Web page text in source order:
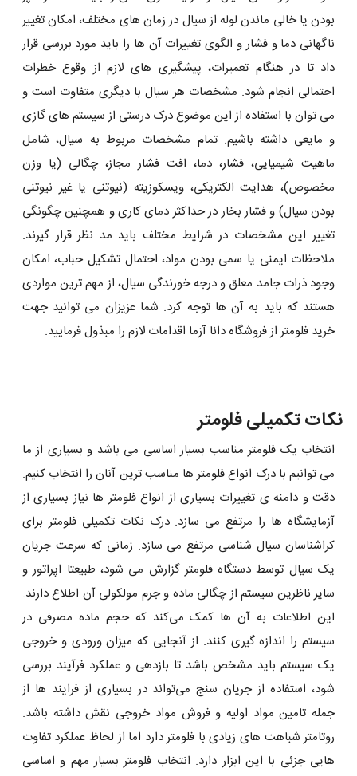
بودن یا خالی ماندن لوله از سیال در زمان ‌های مختلف، امکان تغییر
ناگهانی دما و فشار و الگوی تغییرات آن ها را باید مورد بررسی قرار
داد تا در هنگام تعمیرات، پیشگیری ‌های لازم از وقوع خطرات
احتمالی انجام شود. مشخصات هر سیال با دیگری متفاوت است و
می توان با استفاده از این موضوع درک درستی از سیستم های گازی
و مایعی داشته باشیم. تمام مشخصات مربوط به سیال، شامل
ماهیت شیمیایی، فشار، دما، افت فشار مجاز، چگالی (یا وزن
مخصوص)، هدایت الکتریکی، ویسکوزیته (نیوتنی یا غیر نیوتنی
بودن سیال) و فشار بخار در حداکثر دمای کاری و همچنین چگونگی
تغییر این مشخصات در شرایط مختلف باید مد نظر قرار گیرند.
ملاحظات ایمنی یا سمی بودن مواد، احتمال تشکیل حباب، امکان
وجود ذرات جامد معلق و درجه خورندگی سیال، از مهم ‌ترین مواردی
هستند که باید به آن ها توجه کرد. شما عزیزان می توانید جهت
خرید فلومتر از فروشگاه دانا آزما اقدامات لازم را مبذول فرمایید.
نکات تکمیلی فلومتر
انتخاب یک فلومتر مناسب بسیار اساسی می باشد و بسیاری از ما
می توانیم با درک انواع فلومتر ها مناسب ترین آنان را انتخاب کنیم.
دقت و دامنه ی تغییرات بسیاری از انواع فلومتر ها نیاز بسیاری از
آزمایشگاه ها را مرتفع می سازد. درک نکات تکمیلی فلومتر برای
کراشناسان سیال شناسی مرتفع می سازد. زمانی که سرعت جریان
یک سیال توسط دستگاه فلومتر گزارش می شود، طبیعتا اپراتور و
سایر ناظرین سیستم از چگالی ماده و جرم مولکولی آن اطلاع دارند.
این اطلاعات به آن ها کمک می‌کند که حجم ماده مصرفی در
سیستم را اندازه گیری کنند. از آنجایی که میزان ورودی و خروجی
یک سیستم باید مشخص باشد تا بازدهی و عملکرد فرآیند بررسی
شود، استفاده از جریان سنج می‌تواند در بسیاری از فرایند ها از
جمله تامین مواد اولیه و فروش مواد خروجی نقش داشته باشد.
روتامتر شباهت های زیادی با فلومتر دارد اما از لحاظ عملکرد تفاوت
هایی جزئی با این ابزار دارد. انتخاب فلومتر بسیار مهم و اساسی